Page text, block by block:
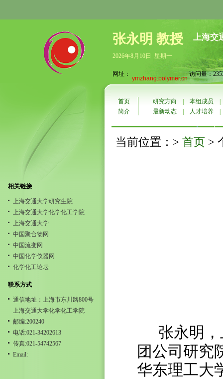
张永明 教授 上海交
2026年8月10日 星期一
网址： ymzhang.polymer.cn访问量：
相关链接
上海交通大学研究生院
上海交通大学化学化工学院
上海交通大学
中国聚合物网
中国流变网
中国化学仪器网
化学化工论坛
联系方式
通信地址：上海市东川路800号
上海交通大学化学化工学院
邮编:200240
电话:021-34202613
传真:021-54742567
Email:
首页 研究方向 本组成员
简介
最新动态 人才培养
当前位置：> 首页 >
张永明
团公司研究
华东理工大